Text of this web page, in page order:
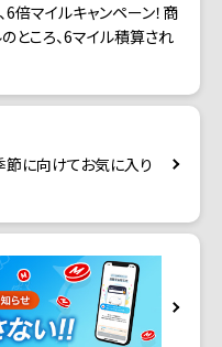
マイルキャンペーン！商
ところ、6マイル積算され
に向けてお気に入り